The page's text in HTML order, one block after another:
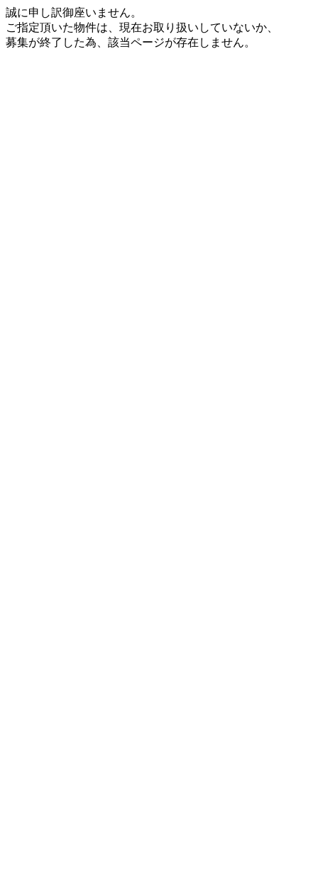
誠に申し訳御座いません。
ご指定頂いた物件は、現在お取り扱いしていないか、
募集が終了した為、該当ページが存在しません。